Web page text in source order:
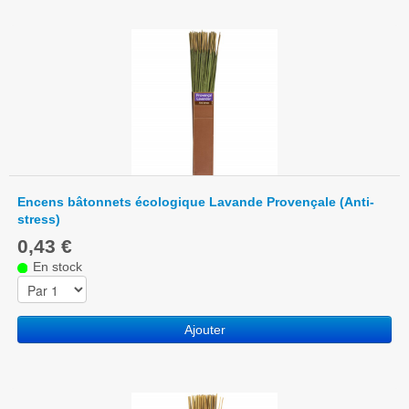
Encens bâtonnets écologique Lavande Provençale (Anti-
stress)
0,43 €
En stock
Ajouter